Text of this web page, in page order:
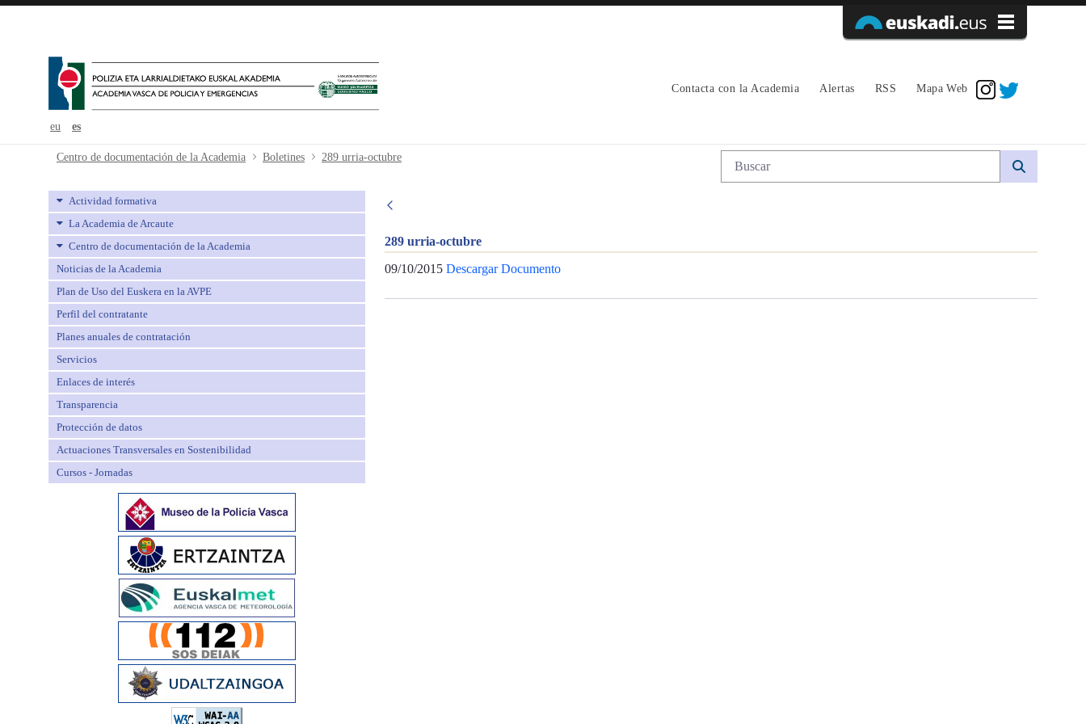
eu es
Contacta con la Academia Alertas RSS Mapa Web
289 urria-octubre - avpe
Centro de documentación de la Academia Boletines 289 urria-octubre Búsqueda web
Actividad formativa
La Academia de Arcaute
Centro de documentación de la Academia
Noticias de la Academia
Plan de Uso del Euskera en la AVPE
Perfil del contratante
Planes anuales de contratación
Servicios
Enlaces de interés
Transparencia
Protección de datos
Actuaciones Transversales en Sostenibilidad
Cursos - Jornadas
289 urria-octubre
09/10/2015 Descargar Documento